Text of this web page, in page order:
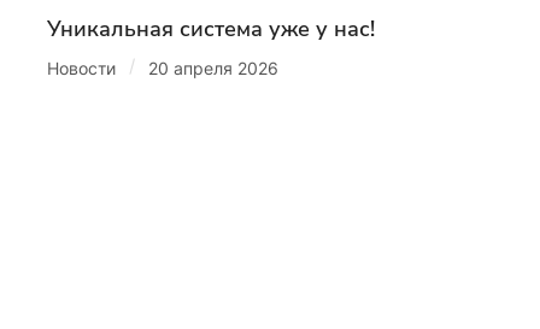
Уникальная система уже у нас!
Новости / 20 апреля 2026